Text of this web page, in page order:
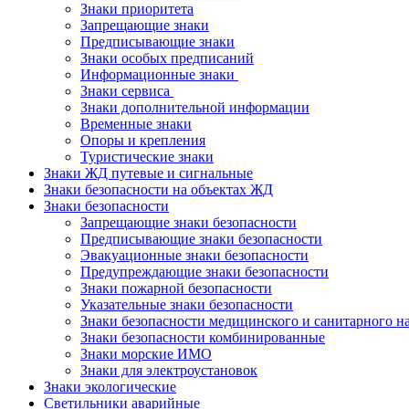
Знаки приоритета
Запрещающие знаки
Предписывающие знаки
Знаки особых предписаний
Информационные знаки
Знаки сервиса
Знаки дополнительной информации
Временные знаки
Опоры и крепления
Туристические знаки
Знаки ЖД путевые и сигнальные
Знаки безопасности на объектах ЖД
Знаки безопасности
Запрещающие знаки безопасности
Предписывающие знаки безопасности
Эвакуационные знаки безопасности
Предупреждающие знаки безопасности
Знаки пожарной безопасности
Указательные знаки безопасности
Знаки безопасности медицинского и санитарного
Знаки безопасности комбинированные
Знаки морские ИМО
Знаки для электроустановок
Знаки экологические
Светильники аварийные